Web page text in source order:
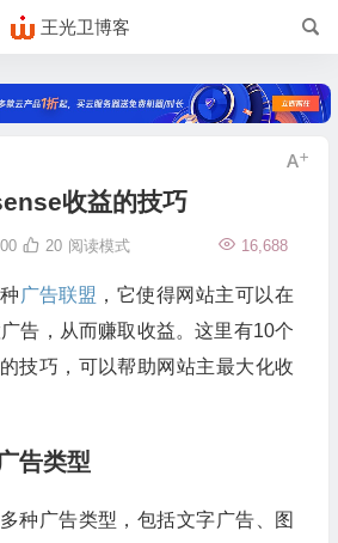
王光卫博客
收益的技巧
16,688
20 阅读模式
广告联盟 ，它使得网站主可以在
告，从而赚取收益。这里有10个
的技巧，可以帮助网站主最大化收
告类型
种广告类型，包括文字广告、图